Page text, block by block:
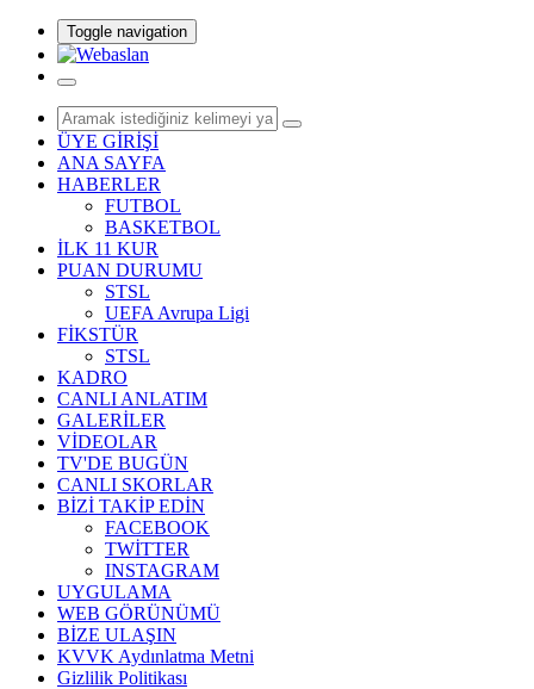
Toggle navigation
ÜYE GİRİŞİ
ANA SAYFA
HABERLER
FUTBOL
BASKETBOL
İLK 11 KUR
PUAN DURUMU
STSL
UEFA Avrupa Ligi
FİKSTÜR
STSL
KADRO
CANLI ANLATIM
GALERİLER
VİDEOLAR
TV'DE BUGÜN
CANLI SKORLAR
BİZİ TAKİP EDİN
FACEBOOK
TWİTTER
INSTAGRAM
UYGULAMA
WEB GÖRÜNÜMÜ
BİZE ULAŞIN
KVVK Aydınlatma Metni
Gizlilik Politikası